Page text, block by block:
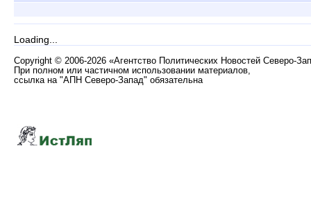
Loading...
Copyright © 2006-2026 «Агентство Политических Новостей Северо-
При полном или частичном использовании материалов,
ссылка на "АПН Северо-Запад" обязательна